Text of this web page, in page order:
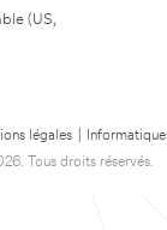
(US,
légales
Tous droits réservés.